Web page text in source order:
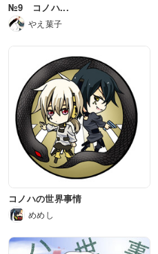
№9 コノハ...
やえ菓子
コノハの世界事情
めめし